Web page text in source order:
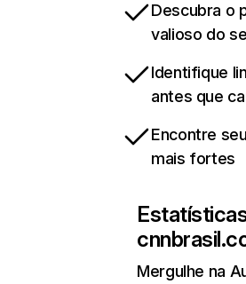
Descubra o
valioso do
Identifique
antes que
Encontre
mais fortes
Mergulhe na